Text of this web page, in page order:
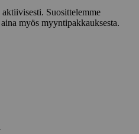
Suosittelemme
myös myyntipakkauksesta.